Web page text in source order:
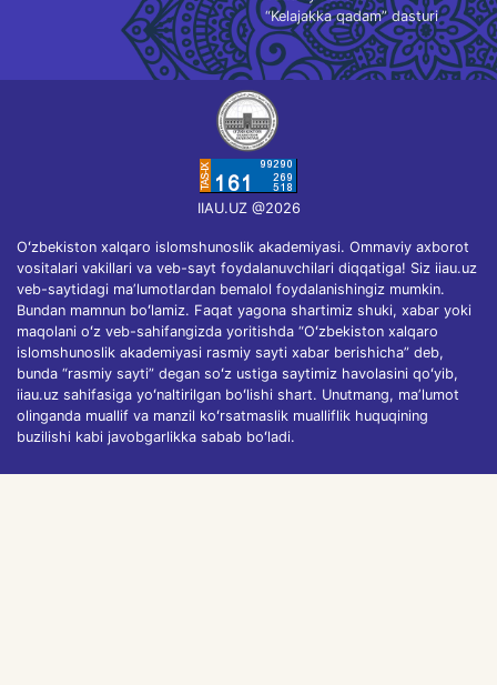
“Kelajakka qadam” dasturi
IIAU.UZ @2026
Oʻzbekiston xalqaro islomshunoslik akademiyasi. Ommaviy axborot
vositalari vakillari va veb-sayt foydalanuvchilari diqqatiga! Siz iiau.uz
veb-saytidagi maʼlumotlardan bemalol foydalanishingiz mumkin.
Bundan mamnun boʻlamiz. Faqat yagona shartimiz shuki, xabar yoki
maqolani oʻz veb-sahifangizda yoritishda “Oʻzbekiston xalqaro
islomshunoslik akademiyasi rasmiy sayti xabar berishicha” deb,
bunda “rasmiy sayti” degan soʻz ustiga saytimiz havolasini qoʻyib,
iiau.uz sahifasiga yoʻnaltirilgan boʻlishi shart. Unutmang, maʼlumot
olinganda muallif va manzil koʻrsatmaslik mualliflik huquqining
buzilishi kabi javobgarlikka sabab boʻladi.